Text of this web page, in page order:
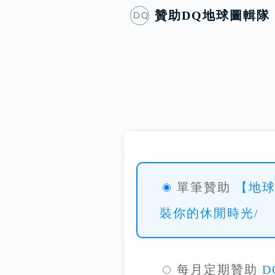
DQ 贊助DQ地球圖輯隊
單筆贊助
【地
裝你的休閒時光/
每月定期贊助